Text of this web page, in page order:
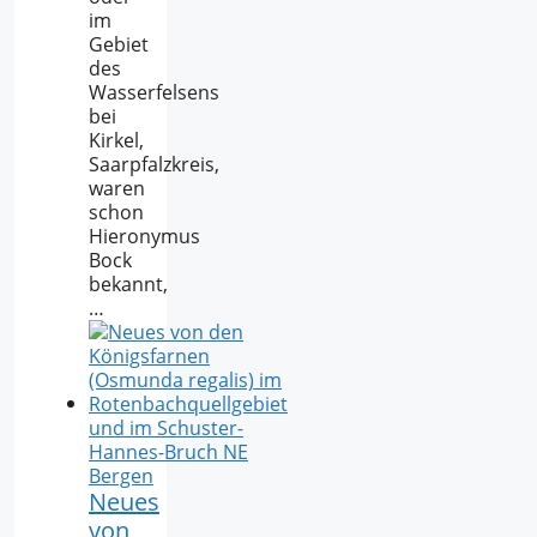
im
Gebiet
des
Wasserfelsens
bei
Kirkel,
Saarpfalzkreis,
waren
schon
Hieronymus
Bock
bekannt,
…
Neues